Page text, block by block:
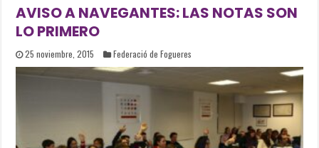
AVISO A NAVEGANTES: LAS NOTAS SON
LO PRIMERO
25 noviembre, 2015 Federació de Fogueres